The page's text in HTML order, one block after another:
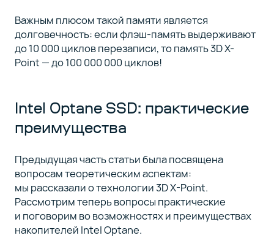
Важным плюсом такой памяти является
долговечность: если флэш-память выдерживают
до 10 000 циклов перезаписи, то память 3D X-
Point — до 100 000 000 циклов!
Intel Optane SSD: практические
преимущества
Предыдущая часть статьи была посвящена
вопросам теоретическим аспектам:
мы рассказали о технологии 3D X-Point.
Рассмотрим теперь вопросы практические
и поговорим во возможностях и преимуществах
накопителей Intel Optane.